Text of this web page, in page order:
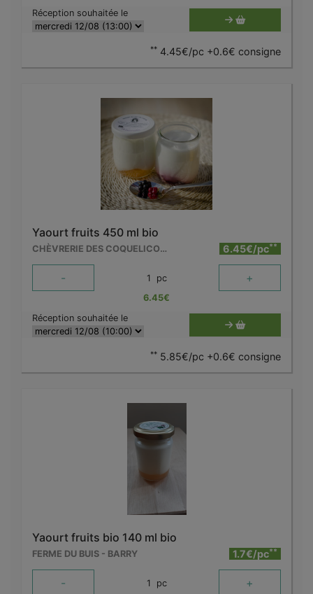
Réception souhaitée le
** 4.45€/pc +0.6€ consigne
Yaourt fruits 450 ml bio
CHÈVRERIE DES COQUELICOTS 6.45€/pc**
- 1 pc +
6.45€
Réception souhaitée le
** 5.85€/pc +0.6€ consigne
Yaourt fruits bio 140 ml bio
FERME DU BUIS - BARRY 1.7€/pc**
- 1 pc +